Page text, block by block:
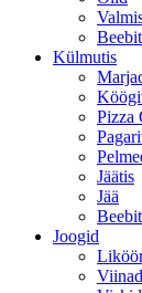
Külmutis
Pizza
Jäätis
Jää
Joogid